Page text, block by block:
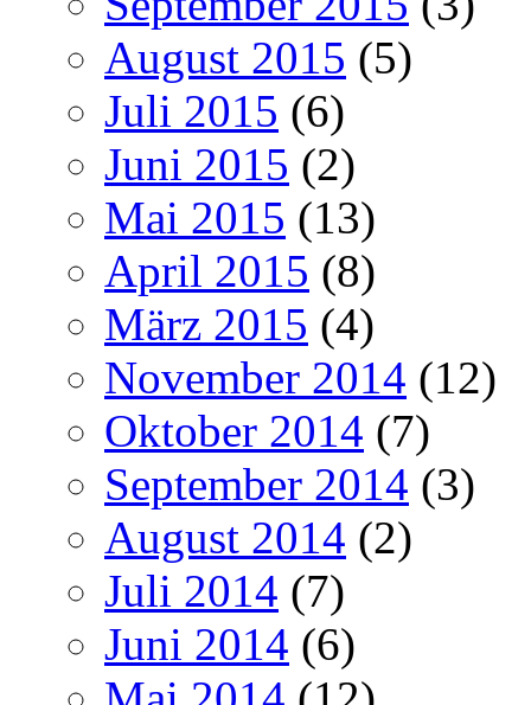
August 2015 (5)
Juli 2015 (6)
Juni 2015 (2)
Mai 2015 (13)
April 2015 (8)
März 2015 (4)
November 2014 (12)
Oktober 2014 (7)
September 2014 (3)
August 2014 (2)
Juli 2014 (7)
Juni 2014 (6)